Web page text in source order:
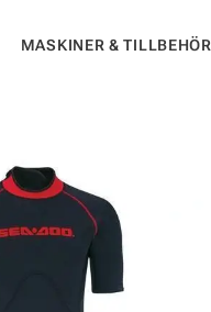
MASKINER & TILLBEHÖR